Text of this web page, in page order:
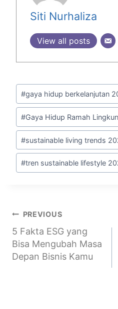
Siti Nurhaliza
View all posts
#gaya hidup berkelanjutan
#Gaya Hidup Ramah
#sustainable living trends
#tren sustainable lifestyle
PREVIOUS
5 Fakta ESG yang
Bisa Mengubah Masa
Depan Bisnis Kamu